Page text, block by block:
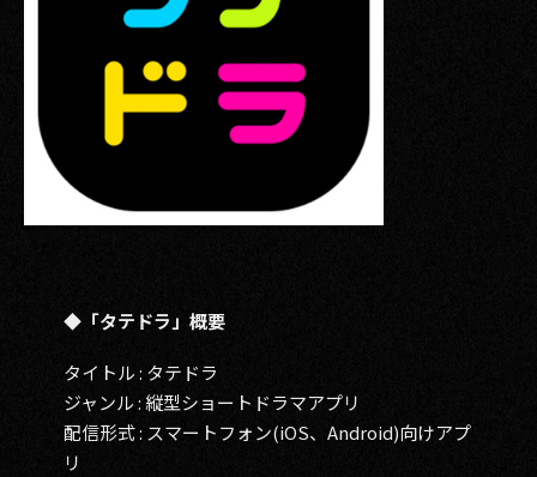
◆「タテドラ」概要
タイトル : タテドラ
ジャンル : 縦型ショートドラマアプリ
配信形式 : スマートフォン(iOS、Android)向けアプ
リ